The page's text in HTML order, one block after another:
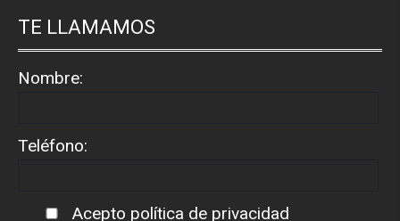
TE LLAMAMOS
Nombre:
Teléfono:
Acepto política de privacidad